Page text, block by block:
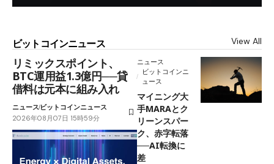
ビットコインニュース View All
リミックスポイント、
BTC運用益1.3億円──貸
借料は元本に組み入れ
ニュースビットコインニュース
2026年08月07日 15時59分
ニュース
ビットコインニ
ュース
マイニング大
手MARAとク
リーンスパー
ク、赤字転落
──AI転換に
差